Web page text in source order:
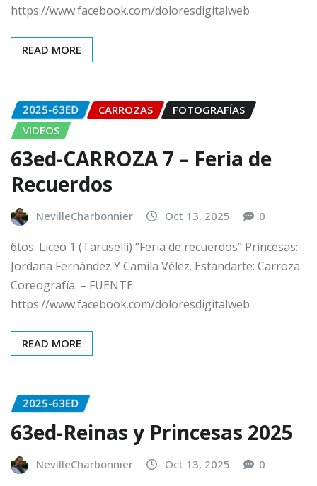
https://www.facebook.com/doloresdigitalweb
READ MORE
2025-63ED CARROZAS
FOTOGRAFÍAS
VIDEOS
63ed-CARROZA 7 – Feria de
Recuerdos
NevilleCharbonnier Oct 13, 2025 0
6tos. Liceo 1 (Taruselli) “Feria de recuerdos” Princesas:
Jordana Fernández Y Camila Vélez. Estandarte: Carroza:
Coreografía: – FUENTE:
https://www.facebook.com/doloresdigitalweb
READ MORE
2025-63ED
63ed-Reinas y Princesas 2025
NevilleCharbonnier Oct 13, 2025 0